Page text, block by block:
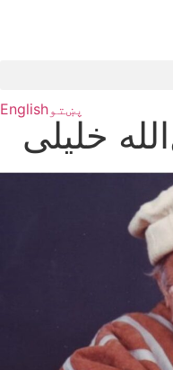
پښتوEnglish
خلیلی